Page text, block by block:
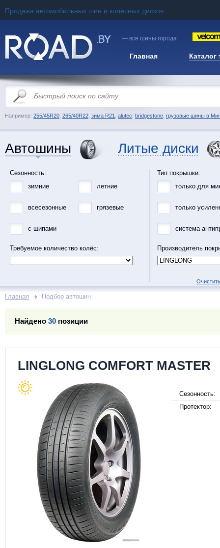
Продажа автомобильных шин и колёсных дисков
— все шины города
Главная Каталог
Например: 255/45R20 265/40R22 зима R21 alutec bridgestone грузовые шины в
Автошины Литые диски
Сезонность:
зимние
летние
всесезонные грязевые
с шипами
Требуемое количество колёс:
Тип покрышки:
только для
только
система
Производитель
Главная Подбор автошин
Найдено 30 позиции
LINGLONG COMFORT MASTER
Сезонность:
Протектор: